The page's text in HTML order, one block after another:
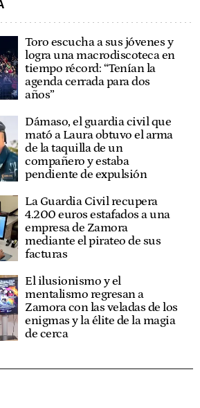
Toro escucha a sus jóvenes y
logra una macrodiscoteca en
tiempo récord: “Tenían la
agenda cerrada para dos
años”
Dámaso, el guardia civil que
mató a Laura obtuvo el arma
de la taquilla de un
compañero y estaba
pendiente de expulsión
La Guardia Civil recupera
4.200 euros estafados a una
empresa de Zamora
mediante el pirateo de sus
facturas
El ilusionismo y el
mentalismo regresan a
Zamora con las veladas de los
enigmas y la élite de la magia
de cerca